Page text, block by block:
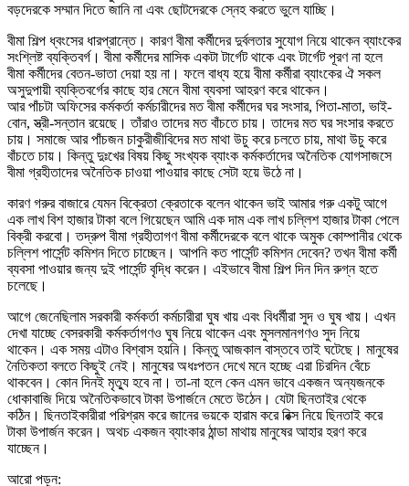
বড়দেরকে সম্মান দিতে জানি না এবং ছোটদেরকে স্নেহ করতে ভুলে যাচ্ছি।
বীমা শিল্প ধ্বংসের ধারপ্রান্তে। কারণ বীমা কর্মীদের দুর্বলতার সুযোগ নিয়ে থাকেন ব্যাংকের
সংশ্লিষ্ট ব্যক্তিবর্গ। বীমা কর্মীদের মাসিক একটা টার্গেট থাকে এবং টার্গেট পূরণ না হলে
বীমা কর্মীদের বেতন-ভাতা দেয়া হয় না। ফলে বাধ্য হয়ে বীমা কর্মীরা ব্যাংকের ঐ সকল
অসুদুপায়ী ব্যক্তিবর্গের কাছে হার মেনে বীমা ব্যবসা আহরণ করে থাকেন।
আর পাঁচটা অফিসের কর্মকর্তা কর্মচারীদের মত বীমা কর্মীদের ঘর সংসার, পিতা-মাতা, ভাই-
বোন, স্ত্রী-সন্তান রয়েছে। তাঁরাও তাদের মত বাঁচতে চায়। তাদের মত ঘর সংসার করতে
চায়। সমাজে আর পাঁচজন চাকুরীজীবিদের মত মাথা উচু করে চলতে চায়, মাথা উচু করে
বাঁচতে চায়। কিন্তু দুঃখের বিষয় কিছু সংখ্যক ব্যাংক কর্মকর্তাদের অনৈতিক যোগসাজসে
বীমা গ্রহীতাদের অনৈতিক চাওয়া পাওয়ার কাছে সেটা হয়ে উঠে না।
কারণ গরুর বাজারে যেমন বিক্রেতা ক্রেতাকে বলেন থাকেন ভাই আমার গরু একটু আগে
এক লাখ বিশ হাজার টাকা বলে গিয়েছেন আমি এক দাম এক লাখ চল্লিশ হাজার টাকা পেলে
বিক্রী করবো। তদ্রুপ বীমা গ্রহীতাগণ বীমা কর্মীদেরকে বলে থাকে অমুক কোম্পানীর থেকে
চল্লিশ পার্সেন্ট কমিশন দিতে চাচ্ছেন। আপনি কত পার্সেন্ট কমিশন দেবেন? তখন বীমা কর্মী
ব্যবসা পাওয়ার জন্য দুই পার্সেন্ট বৃদ্ধি করেন। এইভাবে বীমা শিল্প দিন দিন রুগ্ন হতে
চলেছে।
আগে জেনেছিলাম সরকারী কর্মকর্তা কর্মচারীরা ঘুষ খায় এবং বিধর্মীরা সুদ ও ঘুষ খায়। এখন
দেখা যাচ্ছে বেসরকারী কর্মকর্তাগণও ঘুষ নিয়ে থাকেন এবং মুসলমানগণও সুদ নিয়ে
থাকেন। এক সময় এটাও বিশ্বাস হয়নি। কিন্তু আজকাল বাস্তবে তাই ঘটেছে। মানুষের
নৈতিকতা বলতে কিছুই নেই। মানুষের অধঃপতন দেখে মনে হচ্ছে এরা চিরদিন বেঁচে
থাকবেন। কোন দিনই মৃত্যু হবে না। তা-না হলে কেন এমন ভাবে একজন অন্যজনকে
ধোকাবাজি দিয়ে অনৈতিকভাবে টাকা উপার্জনে মেতে উঠেন। যেটা ছিনতাইর থেকে
কঠিন। ছিনতাইকারীরা পরিশ্রম করে জানের ভয়কে হারাম করে রিক্স নিয়ে ছিনতাই করে
টাকা উপার্জন করেন। অথচ একজন ব্যাংকার ঠান্ডা মাথায় মানুষের আহার হরণ করে
যাচ্ছেন।
আরো পড়ুন: